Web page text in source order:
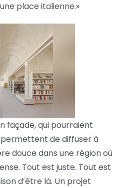
place italienne.»
façade, qui pourraient
de diffuser à
douce dans une région où
Tout est juste. Tout est
d’être là. Un projet